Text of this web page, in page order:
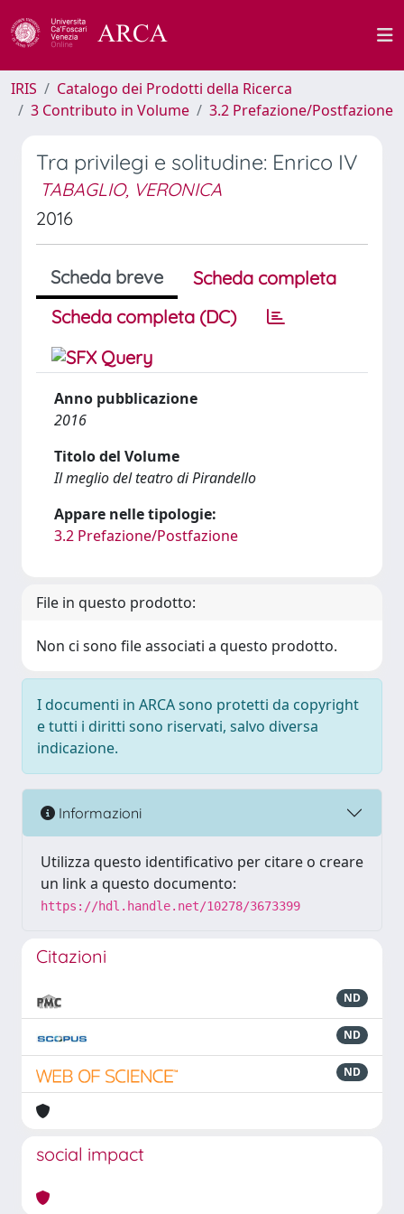
IRIS
Catalogo dei Prodotti della Ricerca
3 Contributo in Volume
3.2 Prefazione/Postfazione
Tra privilegi e solitudine: Enrico IV
TABAGLIO, VERONICA
2016
Scheda breve
Scheda completa
Scheda completa (DC)
Anno pubblicazione
2016
Titolo del Volume
Il meglio del teatro di Pirandello
Appare nelle tipologie:
3.2 Prefazione/Postfazione
File in questo prodotto:
Non ci sono file associati a questo prodotto.
I documenti in ARCA sono protetti da copyright
e tutti i diritti sono riservati, salvo diversa
indicazione.
Informazioni
Utilizza questo identificativo per citare o creare
un link a questo documento:
https://hdl.handle.net/10278/3673399
Citazioni
ND
ND
ND
social impact